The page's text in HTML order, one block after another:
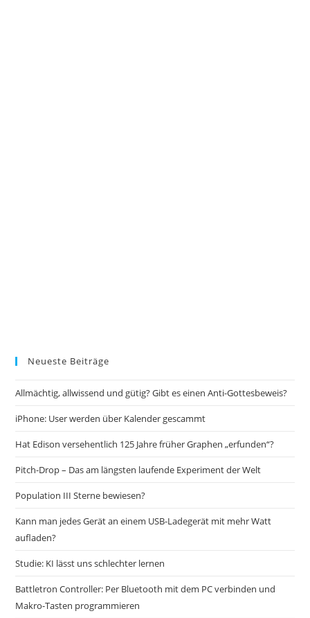
Neueste Beiträge
Allmächtig, allwissend und gütig? Gibt es einen Anti-Gottesbeweis?
iPhone: User werden über Kalender gescammt
Hat Edison versehentlich 125 Jahre früher Graphen „erfunden“?
Pitch-Drop – Das am längsten laufende Experiment der Welt
Population III Sterne bewiesen?
Kann man jedes Gerät an einem USB-Ladegerät mit mehr Watt
aufladen?
Studie: KI lässt uns schlechter lernen
Battletron Controller: Per Bluetooth mit dem PC verbinden und
Makro-Tasten programmieren